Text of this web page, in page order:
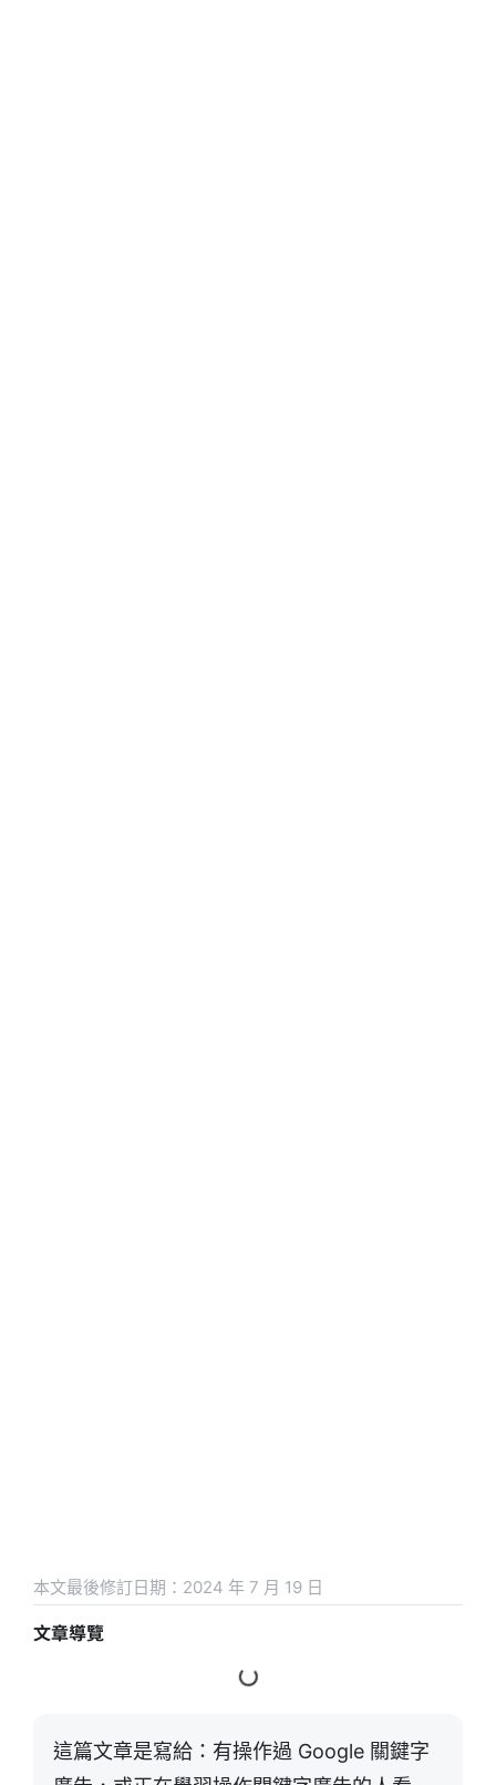
本文最後修訂日期：2024 年 7 月 19 日
文章導覽
這篇文章是寫給：有操作過 Google 關鍵字